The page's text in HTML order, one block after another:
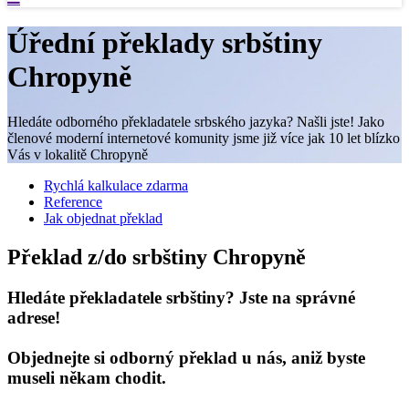
Úřední překlady srbštiny
Chropyně
Hledáte odborného překladatele srbského jazyka? Našli jste! Jako
členové moderní internetové komunity jsme již více jak 10 let blízko
Vás v lokalitě Chropyně
Rychlá kalkulace zdarma
Reference
Jak objednat překlad
Překlad z/do srbštiny Chropyně
Hledáte překladatele srbštiny? Jste na správné
adrese!
Objednejte si odborný překlad u nás, aniž byste
museli někam chodit.